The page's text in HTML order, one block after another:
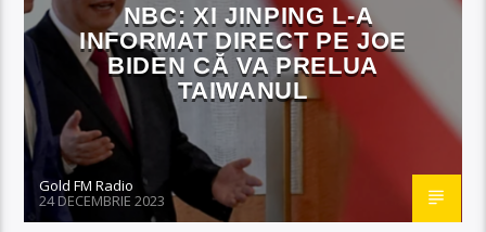
NBC: XI JINPING L-A
INFORMAT DIRECT PE JOE
BIDEN CĂ VA PRELUA
TAIWANUL
Gold FM Radio
24 DECEMBRIE 2023